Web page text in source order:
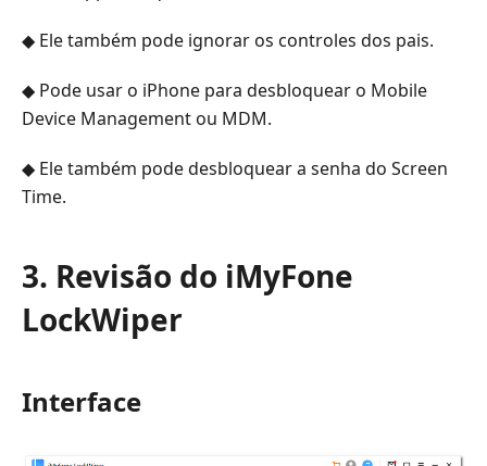
◆ Ele também pode ignorar os controles dos pais.
◆ Pode usar o iPhone para desbloquear o Mobile
Device Management ou MDM.
◆ Ele também pode desbloquear a senha do Screen
Time.
3. Revisão do iMyFone
LockWiper
Interface